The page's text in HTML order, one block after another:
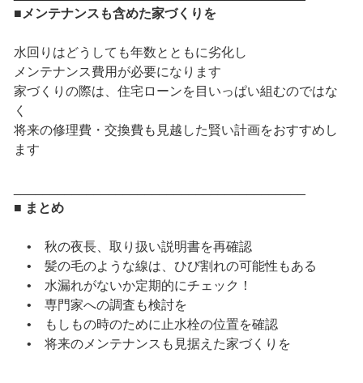
■メンテナンスも含めた家づくりを
水回りはどうしても年数とともに劣化し
メンテナンス費用が必要になります
家づくりの際は、住宅ローンを目いっぱい組むのではな
く
将来の修理費・交換費も見越した賢い計画をおすすめし
ます
■ まとめ
• 秋の夜長、取り扱い説明書を再確認
• 髪の毛のような線は、ひび割れの可能性もある
• 水漏れがないか定期的にチェック！
• 専門家への調査も検討を
• もしもの時のために止水栓の位置を確認
• 将来のメンテナンスも見据えた家づくりを